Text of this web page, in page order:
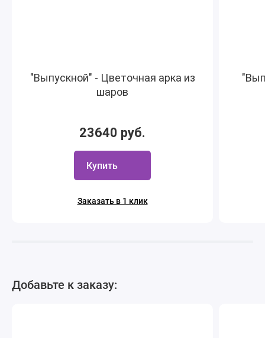
"Выпускной" - Цветочная арка из
шаров
23640 руб.
Купить
Заказать в 1 клик
Добавьте к заказу: